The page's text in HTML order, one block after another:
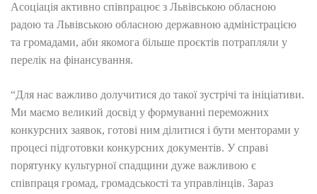
Асоціація активно співпрацює з Львівською обласною
радою та Львівською обласною державною адміністрацією
та громадами, аби якомога більше проєктів потрапляли у
перелік на фінансування.
“Для нас важливо долучитися до такої зустрічі та ініціативи.
Ми маємо великий досвід у формуванні переможних
конкурсних заявок, готові ним ділитися і бути менторами у
процесі підготовки конкурсних документів. У справі
порятунку культурної спадщини дуже важливою є
співпраця громад, громадськості та управлінців. Зараз